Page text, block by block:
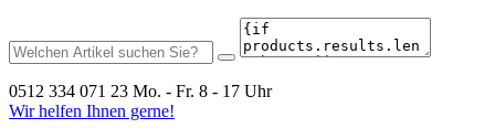
0512 334 071 23 Mo. - Fr. 8 - 17 Uhr
Wir helfen Ihnen gerne!